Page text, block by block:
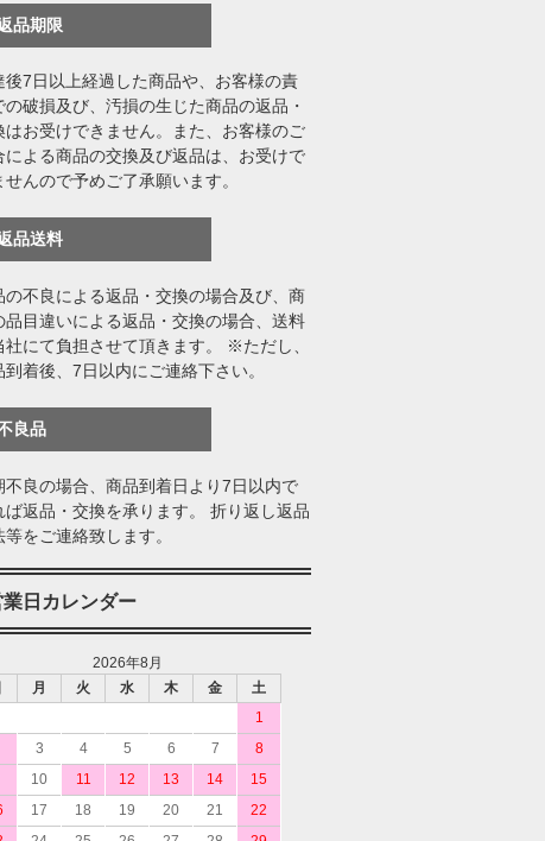
品期限
後7日以上経過した商品や、お客様の責
の破損及び、汚損の生じた商品の返品・
はお受けできません。また、お客様のご
による商品の交換及び返品は、お受けで
せんので予めご了承願います。
品送料
の不良による返品・交換の場合及び、商
品目違いによる返品・交換の場合、送料
社にて負担させて頂きます。 ※ただし、
到着後、7日以内にご連絡下さい。
良品
不良の場合、商品到着日より7日以内で
ば返品・交換を承ります。 折り返し返品
等をご連絡致します。
業日カレンダー
2026年8月
月 火 水 木 金
土
1
3 4 5 6 7
8
10 11 12 13 14
15
17 18 19 20 21
22